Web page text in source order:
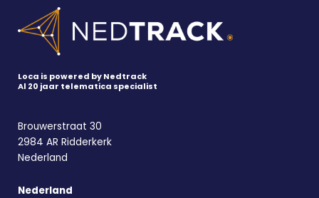
Loca is powered by Nedtrack
Al 20 jaar telematica specialist
Brouwerstraat 30
2984 AR Ridderkerk
Nederland
Nederland